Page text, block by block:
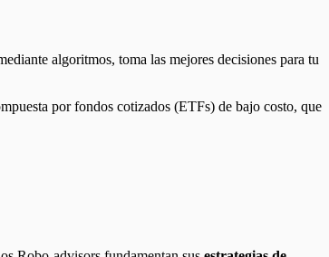
algoritmos, toma las mejores decisiones para tu
por fondos cotizados (ETFs) de bajo costo, que